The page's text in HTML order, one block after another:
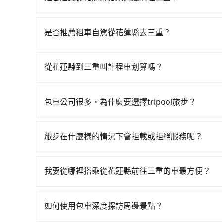
101班車次，從最早06:15到22:50，過了末班車到
用15分鐘出站、等待車站前排班的計程車，搭上
運攔到一輛小黃了，花蓮縣少部分小黃司機不按
是否推薦租車自駕從花蓮縣去三重？
天就要來回，那在花蓮路邊可隨租隨借的iRent應
預估進去，但額外的汽車保險與可能的罰單都需
理，每一次租車都好像在開樂透一樣。另外，偶
遇到下雨天或者載行李時，就顯得非常不便。
從花蓮縣到三重叫計程車划算嗎？
近的計程車隊，如統一計程車、美美汽車行、花
200倍之多。再加上花蓮縣有些計程車司機不按錶
包車公司很多，為什麼要選擇tripool旅步？
途安全無憂，我們的司機都是專業且可靠的職業
值得信任的不二選擇！
旅步在什麼樣的情況下會拒載或拒絕服務呢？
訂購時填寫的數量。請務必確實填寫當日實際攜
我要從哪裡搭乘從花蓮縣前往三重的車最方便？
得到，我們就保證發車。直接在官網上輸入住家
如何使用包車深度探訪周邊景點？